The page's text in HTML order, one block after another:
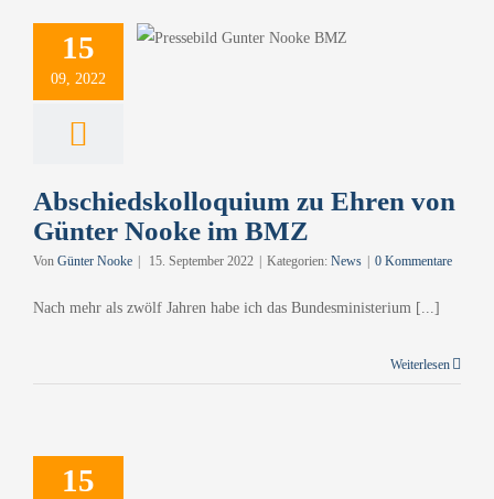
15
09, 2022
von
Nooke im
BMZ
Abschiedskolloquium zu Ehren von
Günter Nooke im BMZ
Von Günter Nooke 15. September 2022 Kategorien: News 0 Kommentare
Nach mehr als zwölf Jahren habe ich das Bundesministerium [...]
Weiterlesen
15
bei der
Energy